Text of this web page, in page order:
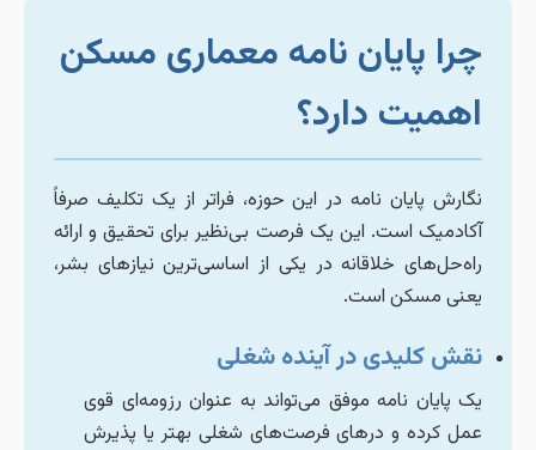
چرا پایان نامه معماری مسکن
اهمیت دارد؟
نگارش پایان نامه در این حوزه، فراتر از یک تکلیف صرفاً
آکادمیک است. این یک فرصت بی‌نظیر برای تحقیق و ارائه
راه‌حل‌های خلاقانه در یکی از اساسی‌ترین نیازهای بشر،
یعنی مسکن است.
نقش کلیدی در آینده شغلی
یک پایان نامه موفق می‌تواند به عنوان رزومه‌ای قوی
عمل کرده و درهای فرصت‌های شغلی بهتر یا پذیرش